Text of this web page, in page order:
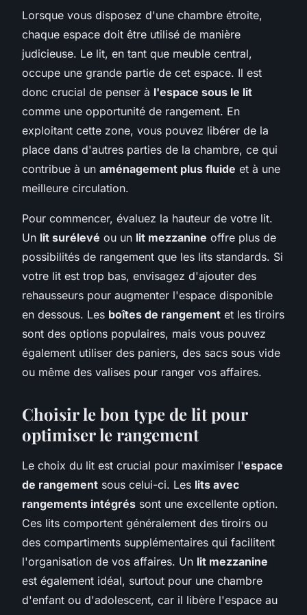
Lorsque vous disposez d'une chambre étroite,
chaque espace doit être utilisé de manière
judicieuse. Le lit, en tant que meuble central,
occupe une grande partie de cet espace. Il est
donc crucial de penser à l'espace sous le lit
comme une opportunité de rangement. En
exploitant cette zone, vous pouvez libérer de la
place dans d'autres parties de la chambre, ce qui
contribue à un aménagement plus fluide et à une
meilleure circulation.
Pour commencer, évaluez la hauteur de votre lit.
Un lit surélevé ou un lit mezzanine offre plus de
possibilités de rangement que les lits standards. Si
votre lit est trop bas, envisagez d'ajouter des
rehausseurs pour augmenter l'espace disponible
en dessous. Les boîtes de rangement et les tiroirs
sont des options populaires, mais vous pouvez
également utiliser des paniers, des sacs sous vide
ou même des valises pour ranger vos affaires.
Choisir le bon type de lit pour
optimiser le rangement
Le choix du lit est crucial pour maximiser l'espace
de rangement sous celui-ci. Les lits avec
rangements intégrés sont une excellente option.
Ces lits comportent généralement des tiroirs ou
des compartiments supplémentaires qui facilitent
l'organisation de vos affaires. Un lit mezzanine
est également idéal, surtout pour une chambre
d'enfant ou d'adolescent, car il libère l'espace au